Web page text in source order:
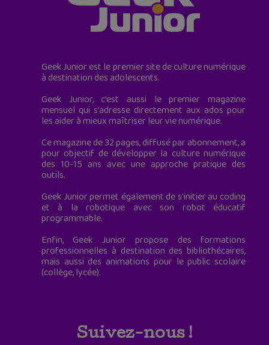
Geek Junior est le premier site de culture numérique
à destination des adolescents.
Geek Junior, c’est aussi le premier magazine
mensuel qui s’adresse directement aux ados pour
les aider à mieux maîtriser leur vie numérique.
Ce magazine de 32 pages, diffusé par abonnement, a
pour objectif de développer la culture numérique
des 10-15 ans avec une approche pratique des
outils.
Geek Junior permet également de s'initier au coding
et à la robotique avec son robot éducatif
programmable.
Enfin, Geek Junior propose des formations
professionnelles à destination des bibliothécaires,
mais aussi des animations pour le public scolaire
(collège, lycée).
Suivez-nous !